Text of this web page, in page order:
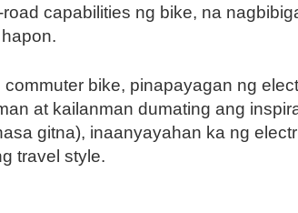
capabilities ng bike, na
bike, pinapayagan ng
at kailanman dumating ang
gitna), inaanyayahan ka ng
travel style.